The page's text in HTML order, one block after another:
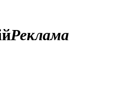
Реклама